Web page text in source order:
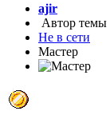
ajir
Автор темы
Не в сети
Мастер